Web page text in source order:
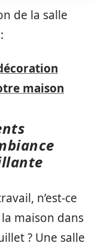
de la salle
maison
n’est-ce
maison dans
? Une salle